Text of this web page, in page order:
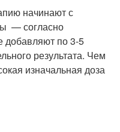
начинают с
— согласно
добавляют по 3-5
результата. Чем
изначальная доза